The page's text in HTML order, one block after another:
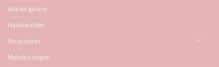
Wol en garens
Haaknaalden
Accessoires
Metalen ringen